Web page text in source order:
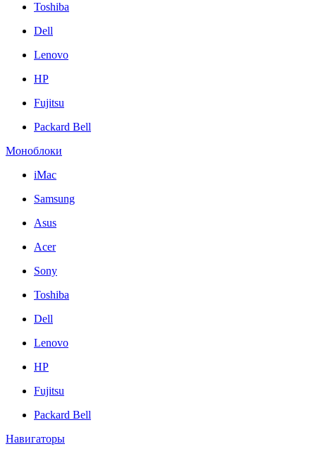
Toshiba
Dell
Lenovo
HP
Fujitsu
Packard Bell
Моноблоки
iMac
Samsung
Asus
Acer
Sony
Toshiba
Dell
Lenovo
HP
Fujitsu
Packard Bell
Навигаторы